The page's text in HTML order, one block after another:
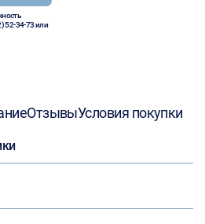
52-34-73или
ОтзывыУсловия покупки